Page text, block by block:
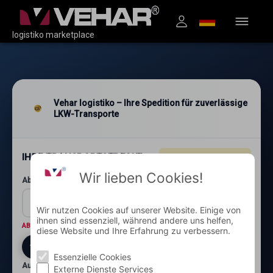
logistiko marketplace
Vehar logistiko – Ihre Spedition für zuverlässige
LKW-Transporte
IHRE TRANSPORTSTRECKE
Abholung: Postleitzahl und Ort*
ABHOLORT Wo wird die Ware abgeholt?
Auslieferung: Postleitzahl und Ort*
Wir lieben Cookies!
Wir nutzen Cookies auf unserer Website. Einige von
ihnen sind essenziell, während andere uns helfen,
diese Website und Ihre Erfahrung zu verbessern.
Essenzielle Cookies
Externe Dienste Services